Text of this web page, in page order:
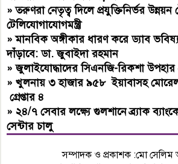
»তরুণরা নেতৃত্ব দিলে প্রযুক্তিনির্ভর
টেলিযোগাযোগমন্ত্রী
»মানবিক অঙ্গীকার ধারণ করে ড্যাব
দাঁড়াবে: ডা. জুবাইদা রহমান
»জুলাইযোদ্ধাদের সিএনজি-রিকশা উপহার
»খুলনায় ৩ হাজার ৯৫৮ ইয়াবাসহ
গ্রেপ্তার ৪
»২৪/৭ সেবার লক্ষ্যে গুলশানে ব্র্যাক
সেন্টার চালু
সম্পাদক ও প্রকাশক :মো সেলিম